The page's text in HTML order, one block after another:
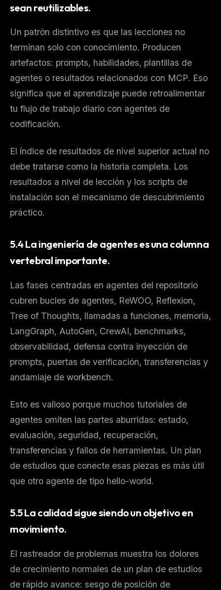
sean reutilizables.
Un patrón distintivo es que las lecciones no
terminan solo con conocimiento. Producen
artefactos: prompts, habilidades, plantillas de
agentes o resultados relacionados con MCP. Eso
significa que el aprendizaje puede retroalimentar
tu flujo de trabajo diario con agentes de
codificación.
El índice de resultados de nivel superior actual no
debe tratarse como la historia completa. Los
resultados a nivel de lección y los scripts de
instalación son el mecanismo de descubrimiento
práctico.
5.4 La ingeniería de agentes es una columna
vertebral importante.
Las fases centradas en agentes del repositorio
cubren bucles de agentes, ReWOO, Reflexion,
Tree of Thoughts, llamadas a funciones, memoria,
LangGraph, AutoGen, CrewAI, benchmarks,
observabilidad, defensa contra inyección de
prompts, puertas de verificación, transferencias y
andamiaje de workbench.
Esto es valioso porque muchos tutoriales de
agentes omiten las partes aburridas: estado,
evaluación, seguridad, recuperación,
transferencias y fallos de herramientas. Un plan
de estudios que conecte esas piezas es más útil
que otro agente de tipo hello-world.
5.5 La calidad sigue siendo un objetivo en
movimiento.
El rastreador de problemas muestra los dolores
de crecimiento normales de un plan de estudios
de rápido avance: sesgo de posición de